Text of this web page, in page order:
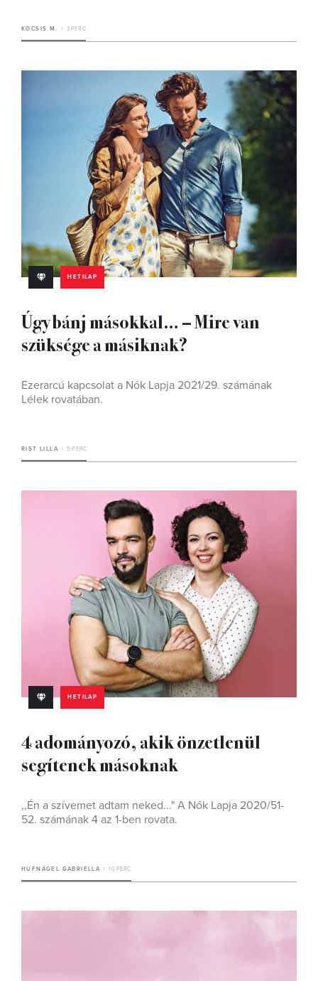
KOCSIS M. 3 PERC
HETILAP
Úgy bánj másokkal… – Mire van
szüksége a másiknak?
Ezerarcú kapcsolat a Nők Lapja 2021/29. számának
Lélek rovatában.
RIST LILLA 5 PERC
HETILAP
4 adományozó, akik önzetlenül
segítenek másoknak
,,Én a szívemet adtam neked..." A Nők Lapja 2020/51-
52. számának 4 az 1-ben rovata.
HUFNÁGEL GABRIELLA 10 PERC